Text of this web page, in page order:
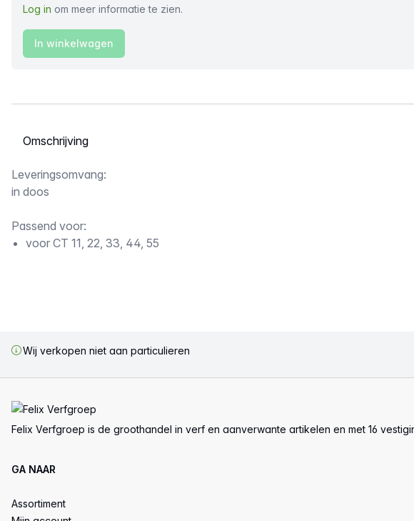
Log in om meer informatie te zien.
In winkelwagen
Selecteer een tabblad
Omschrijving
Leveringsomvang:
in doos
Passend voor:
voor CT 11, 22, 33, 44, 55
Wij verkopen niet aan particulieren
Felix Verfgroep is de groothandel in verf en aanverwante artikelen en met 16
GA NAAR
Assortiment